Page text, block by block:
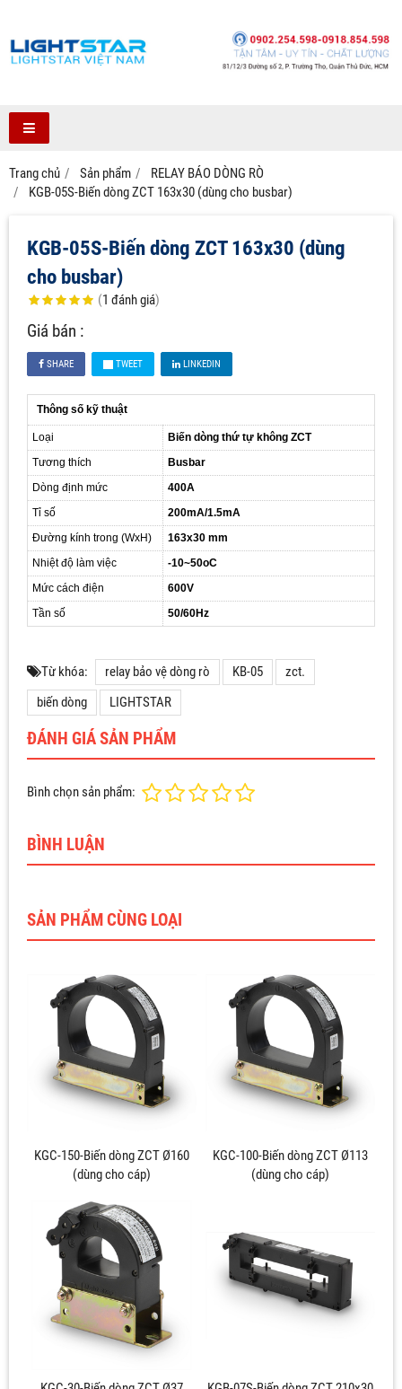
Trang chủ Sản phẩm
RELAY BÁO DÒNG RÒ
KGB-05S-Biến dòng ZCT 163x30 (dùng cho busbar)
KGB-05S-Biến dòng ZCT 163x30 (dùng
cho busbar)
(1 đánh giá)
Giá bán :
SHARE TWEET LINKEDIN
Thông số kỹ thuật
Loại
Biến dòng thứ tự không ZCT
Tương thích
Busbar
Dòng định mức
400A
Tỉ số
200mA/1.5mA
Đường kính trong (WxH)
163x30 mm
Nhiệt độ làm việc
-10~50oC
Mức cách điện
600V
Tần số
50/60Hz
Từ khóa: relay bảo vệ dòng rò KB-05
zct.
biến dòng
LIGHTSTAR
ĐÁNH GIÁ SẢN PHẨM
Bình chọn sản phẩm:
BÌNH LUẬN
SẢN PHẨM CÙNG LOẠI
KGC-150-Biến dòng ZCT Ø160
(dùng cho cáp)
KGC-100-Biến dòng ZCT Ø113
(dùng cho cáp)